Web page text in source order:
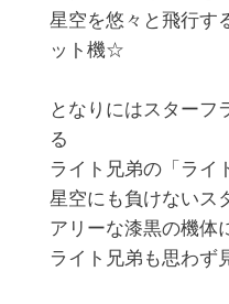
星空を悠々と飛行す
ット機☆
となりにはスターフ
る
ライト兄弟の「ライ
星空にも負けないス
アリーな漆黒の機体
ライト兄弟も思わず